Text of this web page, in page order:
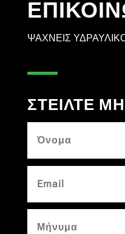
ΨΑΧΝΕΙΣ
ΣΤΕΙΛΤΕ